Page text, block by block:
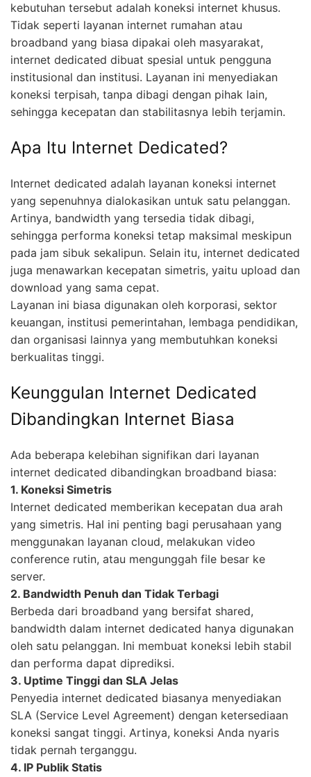
kebutuhan tersebut adalah koneksi internet khusus.
Tidak seperti layanan internet rumahan atau
broadband yang biasa dipakai oleh masyarakat,
internet dedicated dibuat spesial untuk pengguna
institusional dan institusi. Layanan ini menyediakan
koneksi terpisah, tanpa dibagi dengan pihak lain,
sehingga kecepatan dan stabilitasnya lebih terjamin.
Apa Itu Internet Dedicated?
Internet dedicated adalah layanan koneksi internet
yang sepenuhnya dialokasikan untuk satu pelanggan.
Artinya, bandwidth yang tersedia tidak dibagi,
sehingga performa koneksi tetap maksimal meskipun
pada jam sibuk sekalipun. Selain itu, internet dedicated
juga menawarkan kecepatan simetris, yaitu upload dan
download yang sama cepat.
Layanan ini biasa digunakan oleh korporasi, sektor
keuangan, institusi pemerintahan, lembaga pendidikan,
dan organisasi lainnya yang membutuhkan koneksi
berkualitas tinggi.
Keunggulan Internet Dedicated
Dibandingkan Internet Biasa
Ada beberapa kelebihan signifikan dari layanan
internet dedicated dibandingkan broadband biasa:
1. Koneksi Simetris
Internet dedicated memberikan kecepatan dua arah
yang simetris. Hal ini penting bagi perusahaan yang
menggunakan layanan cloud, melakukan video
conference rutin, atau mengunggah file besar ke
server.
2. Bandwidth Penuh dan Tidak Terbagi
Berbeda dari broadband yang bersifat shared,
bandwidth dalam internet dedicated hanya digunakan
oleh satu pelanggan. Ini membuat koneksi lebih stabil
dan performa dapat diprediksi.
3. Uptime Tinggi dan SLA Jelas
Penyedia internet dedicated biasanya menyediakan
SLA (Service Level Agreement) dengan ketersediaan
koneksi sangat tinggi. Artinya, koneksi Anda nyaris
tidak pernah terganggu.
4. IP Publik Statis